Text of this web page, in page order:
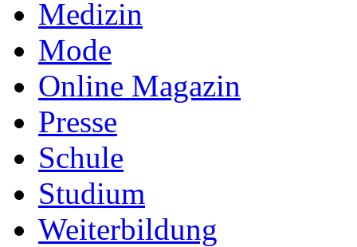
Medizin
Mode
Online Magazin
Presse
Schule
Studium
Weiterbildung